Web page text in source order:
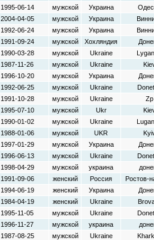
1995-06-14 мужской Украина
2004-04-05 мужской Украина
1992-06-24 мужской Украина
1991-09-24 мужской Хохляндия
1990-03-28 мужской Ukraine
1987-11-26 мужской Ukraine
1996-10-20 мужской Украина
1992-06-25 мужской Ukraine
1991-10-28 мужской Ukraine Zp
1995-07-10 мужской Ukr
1990-01-02 мужской Ukraine
1988-01-06 мужской UKR
1997-01-29 мужской Украина
1996-06-13 мужской Ukraine
1998-04-29 мужской украина
1991-09-06 женский Россия Ростов-
1994-06-19 женский Украина
1984-04-19 женский Ukraine
1995-11-05 мужской Ukraine
1996-11-27 мужской украина
1987-08-25 мужской Ukraine